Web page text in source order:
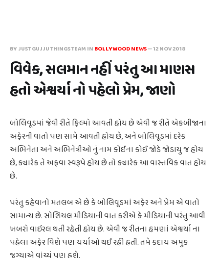
BY JUST GUJJU THINGS TEAM IN BOLLYWOOD NEWS—12 NOV 2018
વિવેક, સલમાન નહીં પરંતુ આ માણસ
હતો એશ્વર્યા નો પહેલો પ્રેમ, જાણો
બોલિવૂડમાં જેવી રીતે ફિલ્મો આવતી હોય છે એવી જ રીતે એકબીજાના
અફેરની વાતો પણ સામે આવતી હોય છે, અને બોલિવૂડમાં દરેક
અભિનેતા અને અભિનેત્રીઓ નું નામ કોઈના કોઈ જોડે જોડાયુ જ હોય
છે, ક્યારેક તે અફવા સ્વરૂપે હોય છે તો ક્યારેક આ વાસ્તવિક વાત હોય
છે.
પરંતુ કહેવાનો મતલબ એ છે કે બોલિવૂડમાં અફેર અને પ્રેમ એ વાતો
સામાન્ય છે. સોશિયલ મીડિયાની વાત કરીએ કે મીડિયાની પરંતુ આવી
ખબરો વાઇરલ થતી રહેતી હોય છે. એવી જ રીતના હમણાં એશ્વર્યા ના
પહેલા અફેર વિશે પણ ચર્ચાઓ થઈ રહી હતી. તમે કદાચ અમુક